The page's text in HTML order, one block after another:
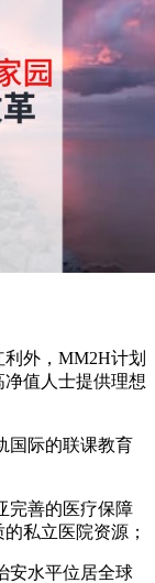
外，MM2H计划
值人士提供理想
国际的联课教育
完善的医疗保障
私立医院资源；
安水平位居全球